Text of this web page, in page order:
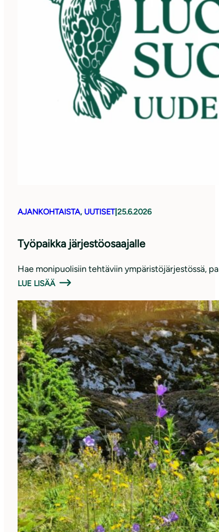
AJANKOHTAISTA, UUTISET| 25.6.2026
Työpaikka järjestöosaajalle
Hae monipuolisiin tehtäviin ympäristöjärjestössä,
LUE LISÄÄ